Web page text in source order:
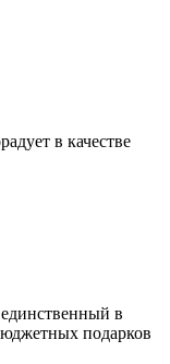
в качестве
в
подарков